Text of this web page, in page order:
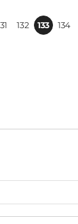
132 133 134